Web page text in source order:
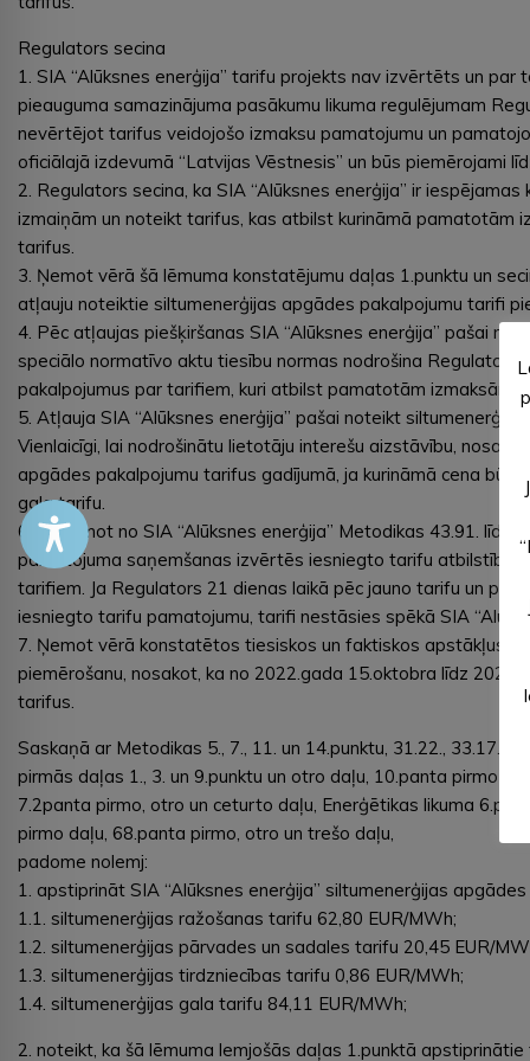
Regulators secina
1. SIA “Alūksnes enerģija” tarifu projekts nav izvērtēts un
pieauguma samazinājuma pasākumu likuma regulējumam
nevērtējot tarifus veidojošo izmaksu pamatojumu un
oficiālajā izdevumā “Latvijas Vēstnesis” un būs piemērojami
2. Regulators secina, ka SIA “Alūksnes enerģija” ir
izmaiņām un noteikt tarifus, kas atbilst kurināmā pamatotām
tarifus.
3. Ņemot vērā šā lēmuma konstatējumu daļas 1.punktu un
atļauju noteiktie siltumenerģijas apgādes pakalpojumu tarifi
4. Pēc atļaujas piešķiršanas SIA “Alūksnes enerģija” pašai
speciālo normatīvo aktu tiesību normas nodrošina
pakalpojumus par tarifiem, kuri atbilst pamatotām izmaksām.
5. Atļauja SIA “Alūksnes enerģija” pašai noteikt
Vienlaicīgi, lai nodrošinātu lietotāju interešu aizstāvību,
apgādes pakalpojumu tarifus gadījumā, ja kurināmā cena
gala tarifu.
6. Saņemot no SIA “Alūksnes enerģija” Metodikas 43.91.
pamatojuma saņemšanas izvērtēs iesniegto tarifu atbilstību
tarifiem. Ja Regulators 21 dienas laikā pēc jauno tarifu un
iesniegto tarifu pamatojumu, tarifi nestāsies spēkā SIA
7. Ņemot vērā konstatētos tiesiskos un faktiskos apstākļus,
piemērošanu, nosakot, ka no 2022.gada 15.oktobra līdz
tarifus.
Saskaņā ar Metodikas 5., 7., 11. un 14.punktu, 31.22., 33.17.,
pirmās daļas 1., 3. un 9.punktu un otro daļu, 10.panta pirmo
7.2panta pirmo, otro un ceturto daļu, Enerģētikas likuma
pirmo daļu, 68.panta pirmo, otro un trešo daļu,
padome nolemj:
1. apstiprināt SIA “Alūksnes enerģija” siltumenerģijas
1.1. siltumenerģijas ražošanas tarifu 62,80 EUR/MWh;
1.2. siltumenerģijas pārvades un sadales tarifu 20,45 EUR/
1.3. siltumenerģijas tirdzniecības tarifu 0,86 EUR/MWh;
1.4. siltumenerģijas gala tarifu 84,11 EUR/MWh;
2. noteikt, ka šā lēmuma lemjošās daļas 1.punktā